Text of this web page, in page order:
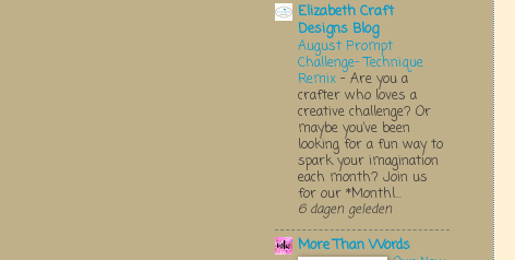
Elizabeth Craft
Designs Blog
August Prompt
Challenge- Technique
Remix - Are you a
crafter who loves a
creative challenge? Or
maybe you’ve been
looking for a fun way to
spark your imagination
each month? Join us
for our *Monthl...
6 dagen geleden
More Than Words